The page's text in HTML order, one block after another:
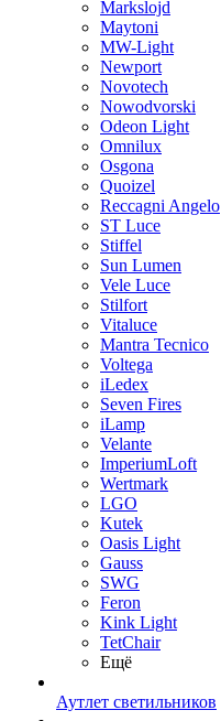
Markslojd
Maytoni
MW-Light
Newport
Novotech
Nowodvorski
Odeon Light
Omnilux
Osgona
Quoizel
Reccagni Angelo
ST Luce
Stiffel
Sun Lumen
Vele Luce
Stilfort
Vitaluce
Mantra Tecnico
Voltega
iLedex
Seven Fires
iLamp
Velante
ImperiumLoft
Wertmark
LGO
Kutek
Oasis Light
Gauss
SWG
Feron
Kink Light
TetСhair
Ещё
Аутлет светильников